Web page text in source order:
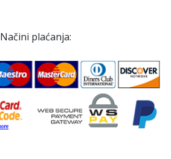
Načini plaćanja: